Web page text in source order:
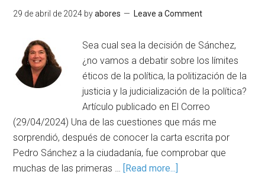
29 de abril de 2024 byabores Leave a Comment
Sea cual sea la decisión de Sánchez,
¿no vamos a debatir sobre los límites
éticos de la política, la politización de la
justicia y la judicialización de la política?
Artículo publicado en El Correo
(29/04/2024) Una de las cuestiones que más me
sorprendió, después de conocer la carta escrita por
Pedro Sánchez a la ciudadanía, fue comprobar que
muchas de las primeras … [Read more...]